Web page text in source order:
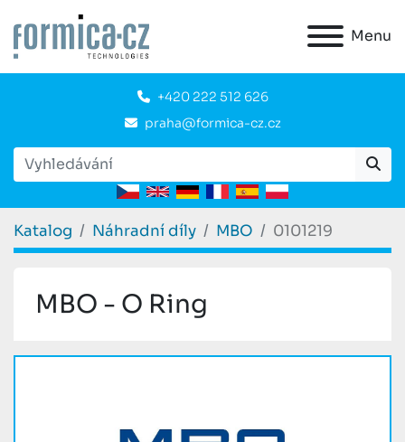
Menu
+420 222 512 626
praha@formica-cz.cz
Katalog Náhradní díly MBO 0101219
MBO - O Ring